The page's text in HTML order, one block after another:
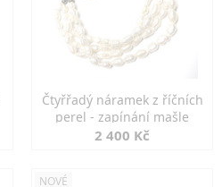
Čtyřřadý náramek z říčních
perel - zapínání mašle
2 400 Kč
NOVÉ